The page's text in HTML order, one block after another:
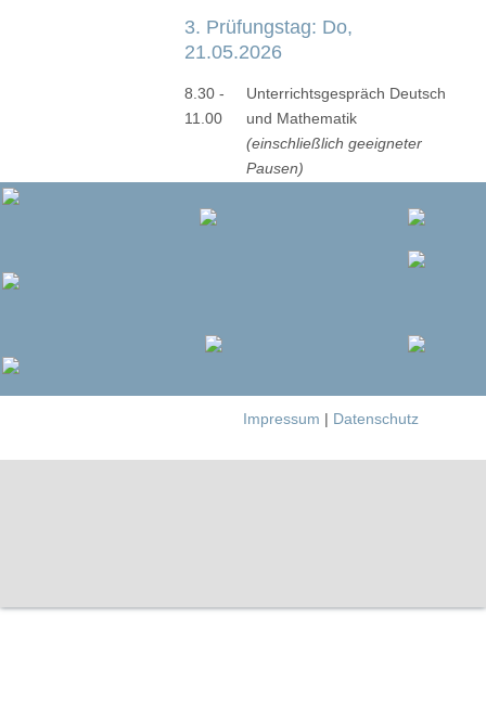
3. Prüfungstag: Do,
21.05.2026
8.30 -
11.00
Unterrichtsgespräch Deutsch
und Mathematik
(einschließlich geeigneter
Pausen)
Impressum | Datenschutz